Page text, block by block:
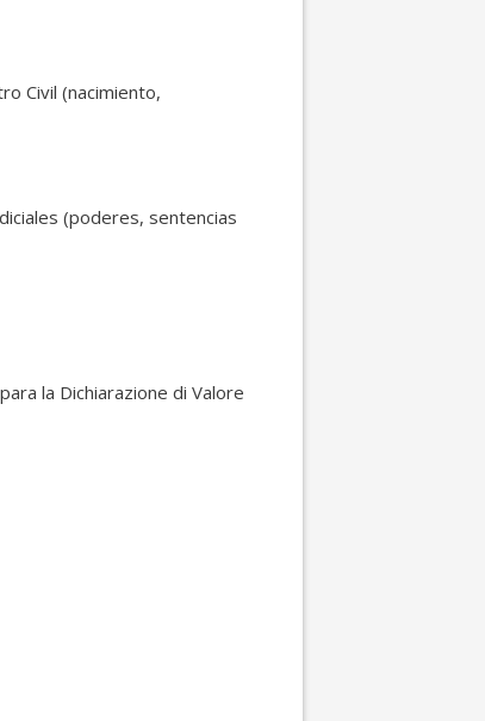
sentencias
di Valore